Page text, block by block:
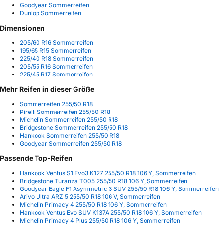
Goodyear Sommerreifen
Dunlop Sommerreifen
Dimensionen
205/60 R16 Sommerreifen
195/65 R15 Sommerreifen
225/40 R18 Sommerreifen
205/55 R16 Sommerreifen
225/45 R17 Sommerreifen
Mehr Reifen in dieser Größe
Sommerreifen 255/50 R18
Pirelli Sommerreifen 255/50 R18
Michelin Sommerreifen 255/50 R18
Bridgestone Sommerreifen 255/50 R18
Hankook Sommerreifen 255/50 R18
Goodyear Sommerreifen 255/50 R18
Passende Top-Reifen
Hankook Ventus S1 Evo3 K127 255/50 R18 106 Y, Sommerreifen
Bridgestone Turanza T005 255/50 R18 106 Y, Sommerreifen
Goodyear Eagle F1 Asymmetric 3 SUV 255/50 R18 106 Y, Sommerreifen
Arivo Ultra ARZ 5 255/50 R18 106 V, Sommerreifen
Michelin Primacy 4 255/50 R18 106 Y, Sommerreifen
Hankook Ventus Evo SUV K137A 255/50 R18 106 Y, Sommerreifen
Michelin Primacy 4 Plus 255/50 R18 106 Y, Sommerreifen